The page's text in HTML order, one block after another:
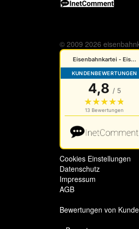
© 2009 2026
Cookies Einstellungen
Datenschutz
Impressum
AGB
Bewertungen von